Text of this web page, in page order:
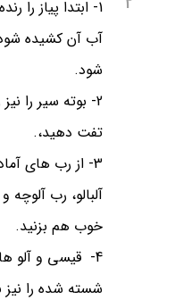
1- ابتدا پیاز را
آب آن کشیده
شود.
2- بوته سیر را
تفت دهید،.
3- از رب های
آلبالو، رب آلوچه
خوب هم بزنید.
4- قیسی و آلو
شسته شده را نیز